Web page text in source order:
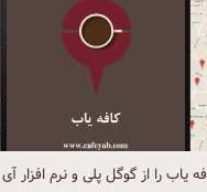
یاب را از گوگل پلی و نرم افزار